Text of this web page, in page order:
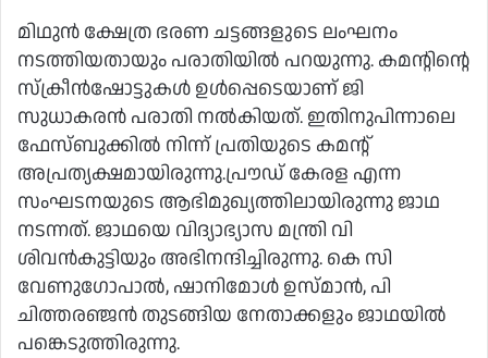
മിഥുൻ ക്ഷേത്ര ഭരണ ചട്ടങ്ങളുടെ ലംഘനം
നടത്തിയതായും പരാതിയിൽ പറയുന്നു. കമന്റിന്റെ
സ്ക്രീൻഷോട്ടുകൾ ഉൾപ്പെടെയാണ് ജി
സുധാകരൻ പരാതി നൽകിയത്. ഇതിനുപിന്നാലെ
ഫേസ്‌‌ബുക്കിൽ നിന്ന് പ്രതിയുടെ കമന്റ്
അപ്രത്യക്ഷമായിരുന്നു.പ്രൗഡ് കേരള എന്ന
സംഘടനയുടെ ആഭിമുഖ്യത്തിലായിരുന്നു ജാഥ
നടന്നത്. ജാഥയെ വിദ്യാഭ്യാസ മന്ത്രി വി
ശിവൻകുട്ടിയും അഭിനന്ദിച്ചിരുന്നു. കെ സി
വേണുഗോപാൽ, ഷാനിമോൾ ഉസ്‌മാൻ, പി
ചിത്തരഞ്ജൻ തുടങ്ങിയ നേതാക്കളും ജാഥയിൽ
പങ്കെടുത്തിരുന്നു.